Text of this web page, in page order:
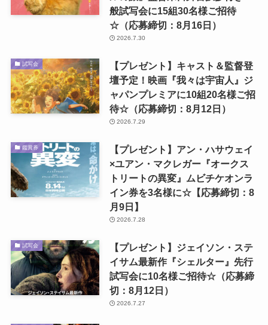
般試写会に15組30名様ご招待
☆（応募締切：8月16日）
2026.7.30
試写会
【プレゼント】キャスト＆監督登
壇予定！映画『我々は宇宙人』ジ
ャパンプレミアに10組20名様ご招
待☆（応募締切：8月12日）
2026.7.29
鑑賞券
【プレゼント】アン・ハサウェイ
×ユアン・マクレガー『オークス
トリートの異変』ムビチケオンラ
イン券を3名様に☆【応募締切：8
月9日】
2026.7.28
試写会
【プレゼント】ジェイソン・ステ
イサム最新作『シェルター』先行
試写会に10名様ご招待☆（応募締
切：8月12日）
2026.7.27